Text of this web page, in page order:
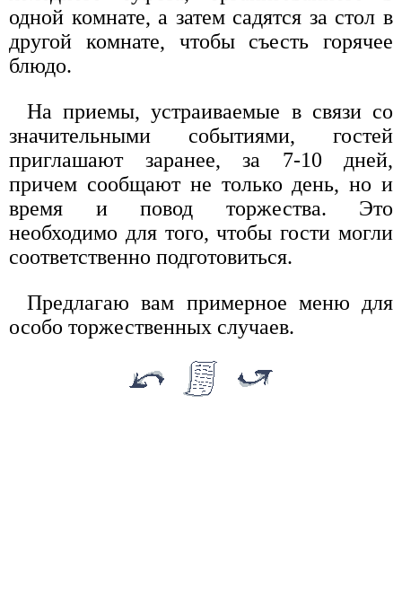
одной комнате, а затем садятся за стол в
другой комнате, чтобы съесть горячее
блюдо.
На приемы, устраиваемые в связи со
значительными событиями, гостей
приглашают заранее, за 7-10 дней,
причем сообщают не только день, но и
время и повод торжества. Это
необходимо для того, чтобы гости могли
соответственно подготовиться.
Предлагаю вам примерное меню для
особо торжественных случаев.